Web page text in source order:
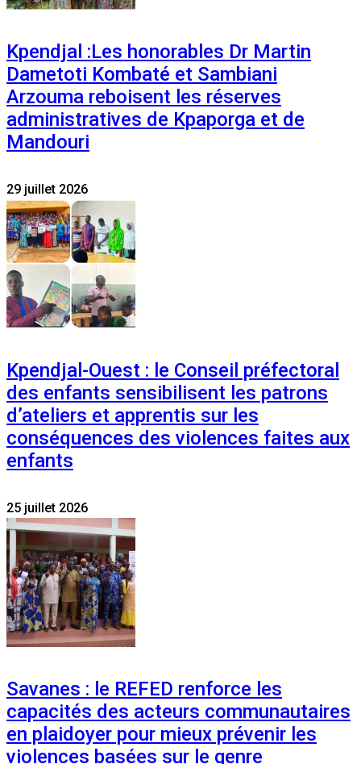
Kpendjal :Les honorables Dr Martin
Dametoti Kombaté et Sambiani
Arzouma reboisent les réserves
administratives de Kpaporga et de
Mandouri
29 juillet 2026
Kpendjal-Ouest : le Conseil préfectoral
des enfants sensibilisent les patrons
d’ateliers et apprentis sur les
conséquences des violences faites aux
enfants
25 juillet 2026
Savanes : le REFED renforce les
capacités des acteurs communautaires
en plaidoyer pour mieux prévenir les
violences basées sur le genre